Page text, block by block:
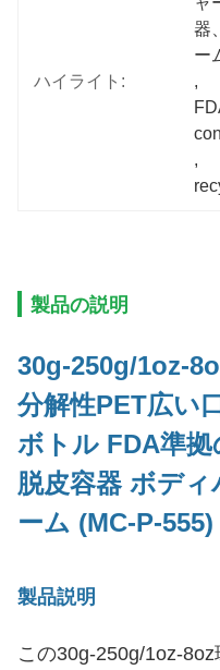
ハイライト:
器
ー
,
,
製品の説明
30g-250g/1oz-
分解性PET広い口
ボトル FDA準
脱皮容器 ボデ
ーム (MC-P-555)
製品説明
この30g-250g/1oz-